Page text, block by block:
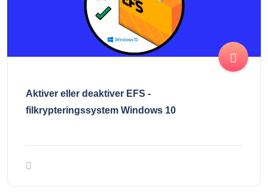
Aktiver eller deaktiver EFS -
filkrypteringssystem Windows 10